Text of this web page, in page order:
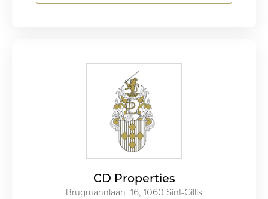
CD Properties
Brugmannlaan 16, 1060 Sint-Gillis